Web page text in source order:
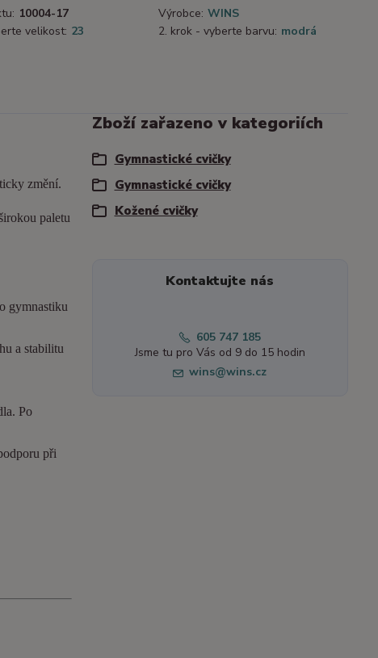
10004-17 Výrobce: WINS
velikost: 23 2. krok - vyberte barvu: modrá
změní.
paletu
gymnastiku
a stabilitu
Po
při
Zboží zařazeno v kategoriích
Gymnastické cvičky
Gymnastické cvičky
Kožené cvičky
Kontaktujte nás
605 747 185
Jsme tu pro Vás od 9 do 15 hodin
wins@wins.cz